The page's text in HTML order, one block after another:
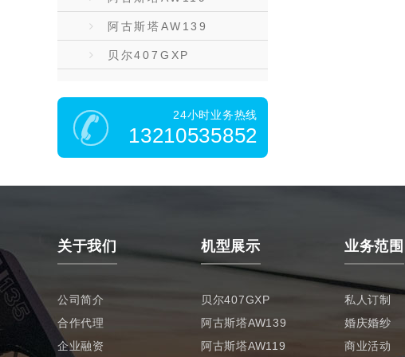
阿古斯塔AW139
贝尔407GXP
24小时业务热线
13210535852
关于我们
公司简介
合作代理
企业融资
机型展示
贝尔407GXP
阿古斯塔AW139
阿古斯塔AW119
业务范围
私人订制
婚庆婚纱
商业活动